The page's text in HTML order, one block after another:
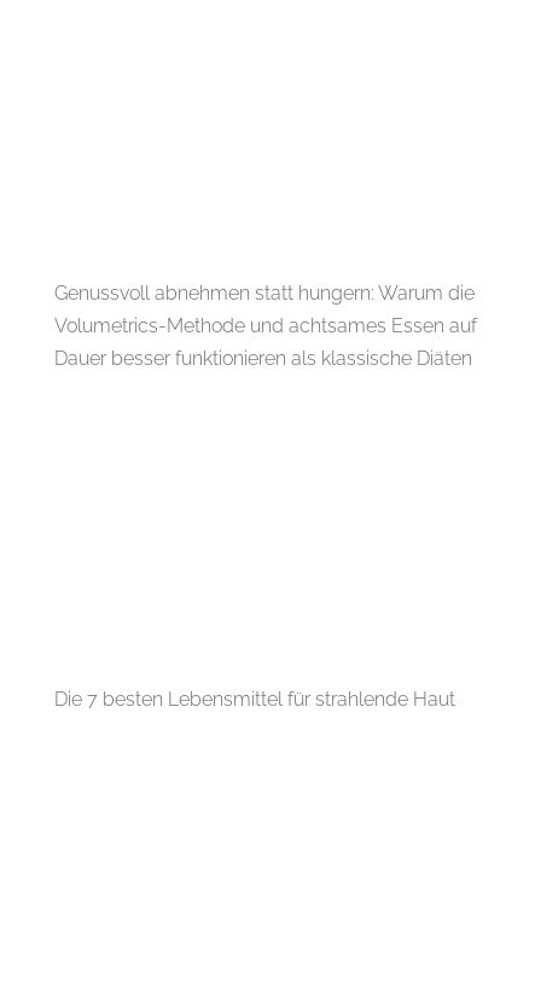
Genussvoll abnehmen statt hungern: Warum die
Volumetrics-Methode und achtsames Essen auf
Dauer besser funktionieren als klassische Diäten
Die 7 besten Lebensmittel für strahlende Haut